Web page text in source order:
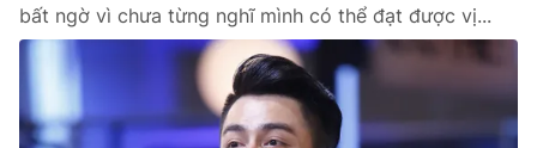
bất ngờ vì chưa từng nghĩ mình có thể đạt được vị...